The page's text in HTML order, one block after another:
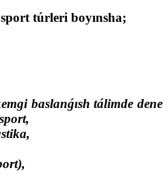
túrleri boyınsha;
baslanǵısh tálimde dene